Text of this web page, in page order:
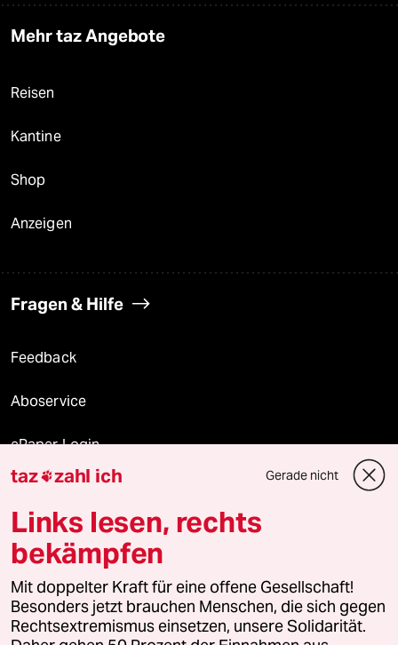
Mehr taz Angebote
Reisen
Kantine
Shop
Anzeigen
Fragen & Hilfe
Feedback
Aboservice
ePaper Login
Downloads für Abonnierende
© 2026 taz Verlags und Vertriebs GmbH
Alle Rechte vorbehalten. Bei rechtlichen Fragen oder für Genehmigungen
wenden Sie sich bitte an
lizenzen@taz.de
taz zahl ich Gerade nicht
Links lesen, rechts
bekämpfen
Mit doppelter Kraft für eine offene Gesellschaft!
Besonders jetzt brauchen Menschen, die sich gegen
Rechtsextremismus einsetzen, unsere Solidarität.